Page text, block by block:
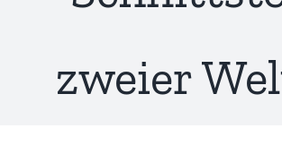
zweier